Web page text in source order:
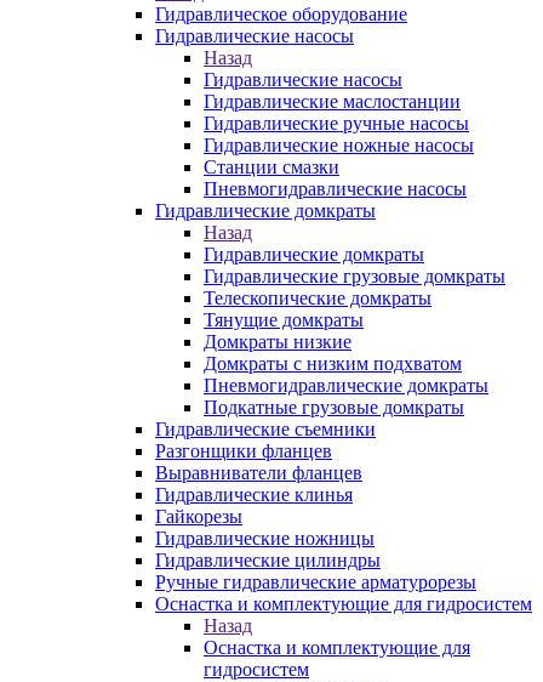
Гидравлическое оборудование
Гидравлические насосы
Назад
Гидравлические насосы
Гидравлические маслостанции
Гидравлические ручные насосы
Гидравлические ножные насосы
Станции смазки
Пневмогидравлические насосы
Гидравлические домкраты
Назад
Гидравлические домкраты
Гидравлические грузовые домкраты
Телескопические домкраты
Тянущие домкраты
Домкраты низкие
Домкраты с низким подхватом
Пневмогидравлические домкраты
Подкатные грузовые домкраты
Гидравлические съемники
Разгонщики фланцев
Выравниватели фланцев
Гидравлические клинья
Гайкорезы
Гидравлические ножницы
Гидравлические цилиндры
Ручные гидравлические арматурорезы
Оснастка и комплектующие для гидросистем
Назад
Оснастка и комплектующие для
гидросистем